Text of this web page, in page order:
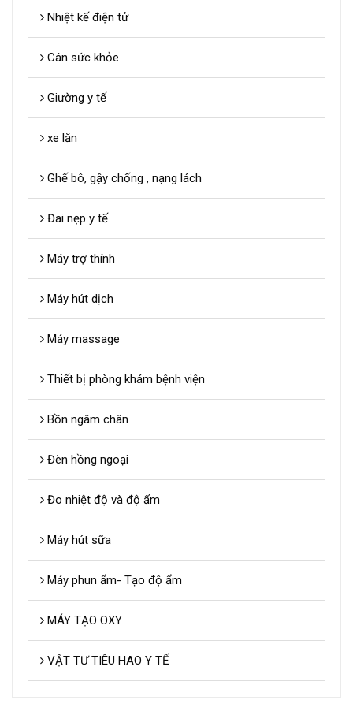
Nhiệt kế điện tử
Cân sức khỏe
Giường y tế
xe lăn
Ghế bô, gậy chống , nạng lách
Đai nẹp y tế
Máy trợ thính
Máy hút dịch
Máy massage
Thiết bị phòng khám bệnh viện
Bồn ngâm chân
Đèn hồng ngoại
Đo nhiệt độ và độ ẩm
Máy hút sữa
Máy phun ẩm- Tạo độ ẩm
MÁY TẠO OXY
VẬT TƯ TIÊU HAO Y TẾ